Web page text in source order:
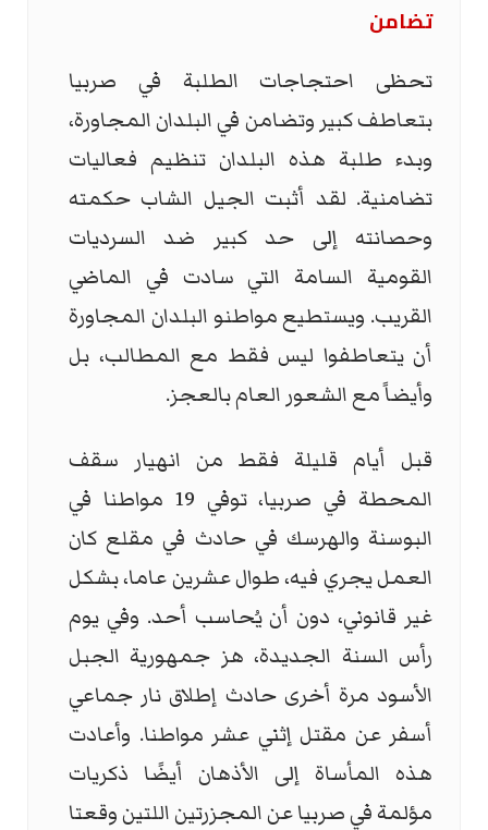
تضامن
تحظى احتجاجات الطلبة في صربيا
بتعاطف كبير وتضامن في البلدان المجاورة،
وبدء طلبة هذه البلدان تنظيم فعاليات
تضامنية. لقد أثبت الجيل الشاب حكمته
وحصانته إلى حد كبير ضد السرديات
القومية السامة التي سادت في الماضي
القريب. ويستطيع مواطنو البلدان المجاورة
أن يتعاطفوا ليس فقط مع المطالب، بل
وأيضاً مع الشعور العام بالعجز.
قبل أيام قليلة فقط من انهيار سقف
المحطة في صربيا، توفي 19 مواطنا في
البوسنة والهرسك في حادث في مقلع كان
العمل يجري فيه، طوال عشرين عاما، بشكل
غير قانوني، دون أن يُحاسب أحد. وفي يوم
رأس السنة الجديدة، هز جمهورية الجبل
الأسود مرة أخرى حادث إطلاق نار جماعي
أسفر عن مقتل إثني عشر مواطنا. وأعادت
هذه المأساة إلى الأذهان أيضًا ذكريات
مؤلمة في صربيا عن المجزرتين اللتين وقعتا